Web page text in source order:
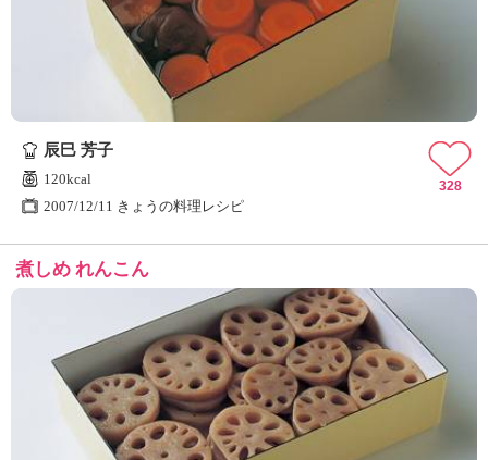
辰巳 芳子
120kcal
2007/12/11 きょうの料理レシピ
328
煮しめ れんこん